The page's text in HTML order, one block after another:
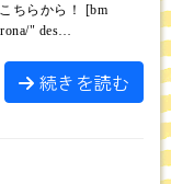
ちらから！ [bm
" des…
続きを読む